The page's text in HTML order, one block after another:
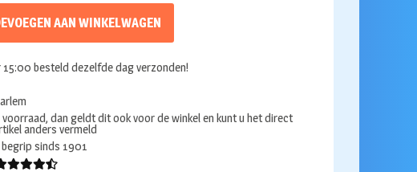
AAN WINKELWAGEN
besteld dezelfde dag verzonden!
dan geldt dit ook voor de winkel en kunt u het direct
anders vermeld
sinds 1901